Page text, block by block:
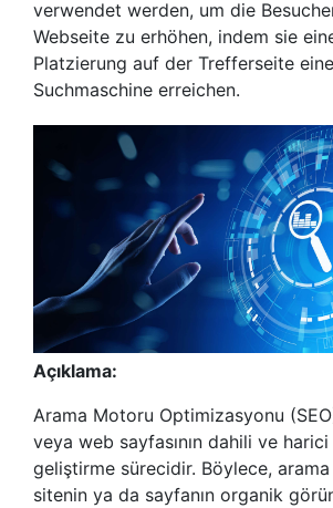
verwendet werden, um die
Webseite zu erhöhen, indem sie
Platzierung auf der Trefferseite
Suchmaschine erreichen.
Açıklama:
Arama Motoru Optimizasyonu
veya web sayfasının dahili ve
geliştirme sürecidir. Böylece,
sitenin ya da sayfanın organik